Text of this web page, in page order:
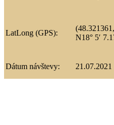
LatLong (GPS):
N18° 5′
Dátum návštevy: 21.07.2021